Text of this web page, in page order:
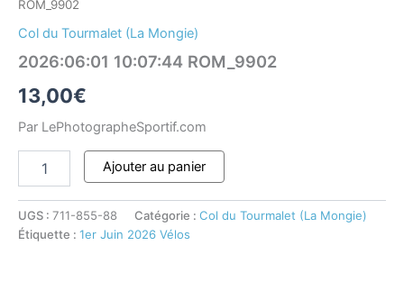
ROM_9902
Col du Tourmalet (La Mongie)
2026:06:01 10:07:44 ROM_9902
13,00€
Par LePhotographeSportif.com
Ajouter au panier
UGS : 711-855-88 Catégorie : Col du Tourmalet (La Mongie)
Étiquette : 1er Juin 2026 Vélos